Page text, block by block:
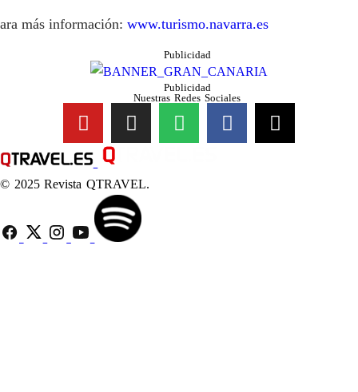
más información: www.turismo.navarra.es
Publicidad
Publicidad
Nuestras Redes Sociales
© 2025 Revista QTRAVEL.